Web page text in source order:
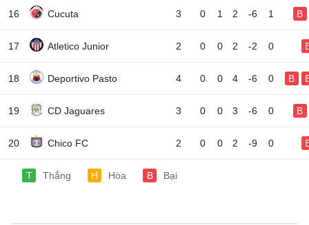
16 Cucuta 3 0 1 2 -6 1 B
17 Atletico Junior 2 0 0 2 -2 0
18 Deportivo Pasto 4 0 0 4 -6 0 B
19 CD Jaguares 3 0 0 3 -6 0 B
20 Chico FC 2 0 0 2 -9 0
T Thắng H Hòa B Bại